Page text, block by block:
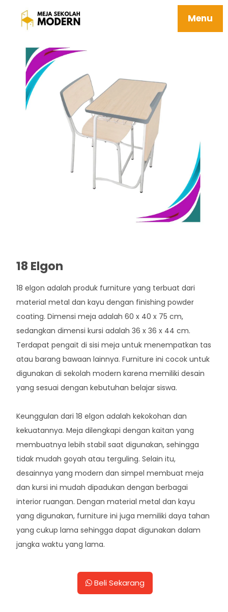
Menu
Kursi Siswa Modern Kekinian
18 Elgon
18 elgon adalah produk furniture yang terbuat dari
material metal dan kayu dengan finishing powder
coating. Dimensi meja adalah 60 x 40 x 75 cm,
sedangkan dimensi kursi adalah 36 x 36 x 44 cm.
Terdapat pengait di sisi meja untuk menempatkan tas
atau barang bawaan lainnya. Furniture ini cocok untuk
digunakan di sekolah modern karena memiliki desain
yang sesuai dengan kebutuhan belajar siswa.
Keunggulan dari 18 elgon adalah kekokohan dan
kekuatannya. Meja dilengkapi dengan kaitan yang
membuatnya lebih stabil saat digunakan, sehingga
tidak mudah goyah atau terguling. Selain itu,
desainnya yang modern dan simpel membuat meja
dan kursi ini mudah dipadukan dengan berbagai
interior ruangan. Dengan material metal dan kayu
yang digunakan, furniture ini juga memiliki daya tahan
yang cukup lama sehingga dapat digunakan dalam
jangka waktu yang lama.
Beli Sekarang